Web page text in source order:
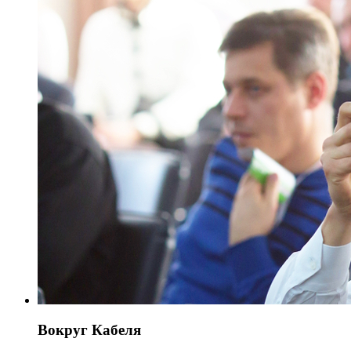
Вокруг Кабеля